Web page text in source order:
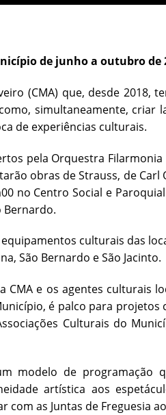
de junho a outubro de
(CMA) que, desde 2018,
simultaneamente, criar
de experiências culturais.
pela Orquestra Filarmonia
obras de Strauss, de Carl
no Centro Social e
Bernardo.
culturais das
São Bernardo e São Jacinto.
e os agentes culturais
é palco para
Culturais do
modelo de programação
artística aos
as Juntas de Freguesia